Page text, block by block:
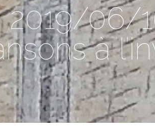
2019/06/
à